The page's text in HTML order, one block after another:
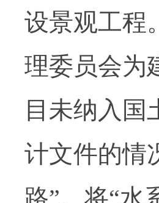
设景观工程
理委员会为
目未纳入国
计文件的情